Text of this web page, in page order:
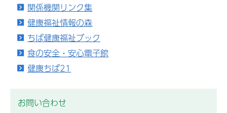
関係機関リンク集
健康福祉情報の森
ちば健康福祉ブック
食の安全・安心電子館
健康ちば21
お問い合わせ